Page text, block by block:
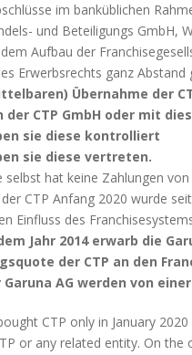
im banküblichen
und Beteiligungs GmbH,
Aufbau der
Erwerbsrechts ganz
Übernahme der
der CTP GmbH oder mit
sie diese kontrolliert
sie diese vertreten.
selbst hat keine Zahlungen
CTP Anfang 2020 wurde
Einfluss des
Jahr 2014 erwarb die
der CTP an den
AG werden von
CTP only in January
or any related entity. On the